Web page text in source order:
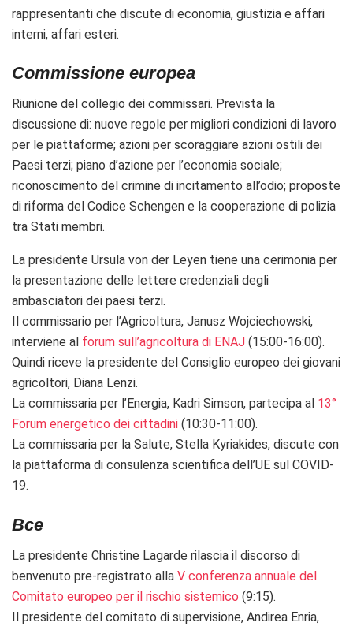
rappresentanti che discute di economia, giustizia e affari
interni, affari esteri.
Commissione europea
Riunione del collegio dei commissari. Prevista la
discussione di: nuove regole per migliori condizioni di lavoro
per le piattaforme; azioni per scoraggiare azioni ostili dei
Paesi terzi; piano d’azione per l’economia sociale;
riconoscimento del crimine di incitamento all’odio; proposte
di riforma del Codice Schengen e la cooperazione di polizia
tra Stati membri.
La presidente Ursula von der Leyen tiene una cerimonia per
la presentazione delle lettere credenziali degli
ambasciatori dei paesi terzi.
Il commissario per l’Agricoltura, Janusz Wojciechowski,
interviene al forum sull’agricoltura di ENAJ (15:00-16:00).
Quindi riceve la presidente del Consiglio europeo dei giovani
agricoltori, Diana Lenzi.
La commissaria per l’Energia, Kadri Simson, partecipa al 13°
Forum energetico dei cittadini (10:30-11:00).
La commissaria per la Salute, Stella Kyriakides, discute con
la piattaforma di consulenza scientifica dell’UE sul COVID-
19.
Bce
La presidente Christine Lagarde rilascia il discorso di
benvenuto pre-registrato alla V conferenza annuale del
Comitato europeo per il rischio sistemico (9:15).
Il presidente del comitato di supervisione, Andirea Enria,